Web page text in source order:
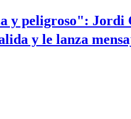
y peligroso": Jordi
y le lanza